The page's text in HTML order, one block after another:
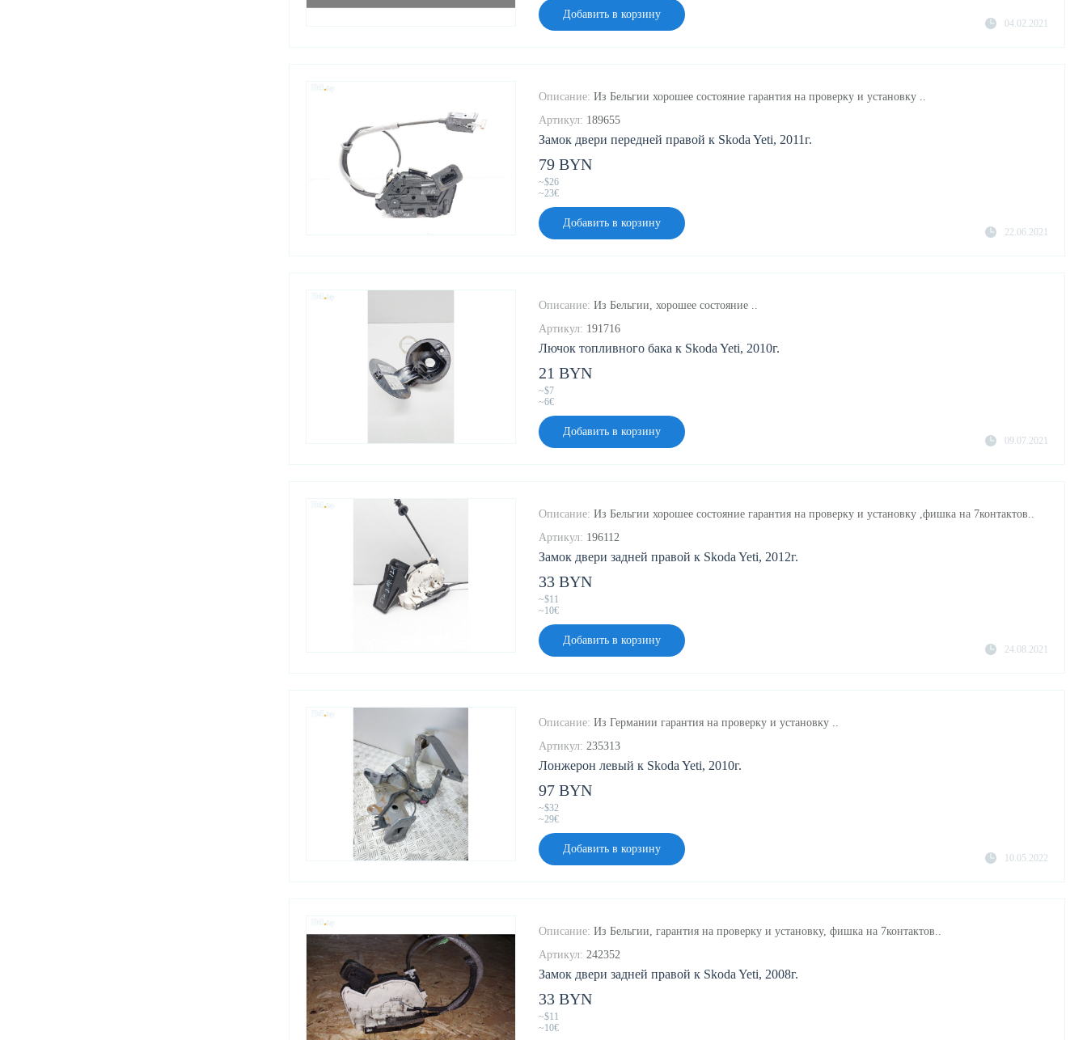
04.02.2021
Добавить в корзину
Замок двери передней правой к Skoda Yeti, 2011г.
Описание: Из Бельгии хорошее состояние гарантия на проверку и установку ..
Артикул: 189655
22.06.2021
79 BYN
~$26
~23€
Добавить в корзину
Лючок топливного бака к Skoda Yeti, 2010г.
Описание: Из Бельгии, хорошее состояние ..
Артикул: 191716
09.07.2021
21 BYN
~$7
~6€
Добавить в корзину
Замок двери задней правой к Skoda Yeti, 2012г.
Описание: Из Бельгии хорошее состояние гарантия на проверку и установку ,фишка на 7контактов..
Артикул: 196112
24.08.2021
33 BYN
~$11
~10€
Добавить в корзину
Лонжерон левый к Skoda Yeti, 2010г.
Описание: Из Германии гарантия на проверку и установку ..
Артикул: 235313
10.05.2022
97 BYN
~$32
~29€
Добавить в корзину
Замок двери задней правой к Skoda Yeti, 2008г.
Описание: Из Бельгии, гарантия на проверку и установку, фишка на 7контактов..
Артикул: 242352
33 BYN
~$11
~10€